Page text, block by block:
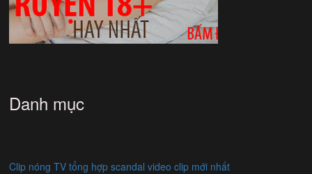
Danh mục
Clip nóng TV tổng hợp scandal video clip mới nhất